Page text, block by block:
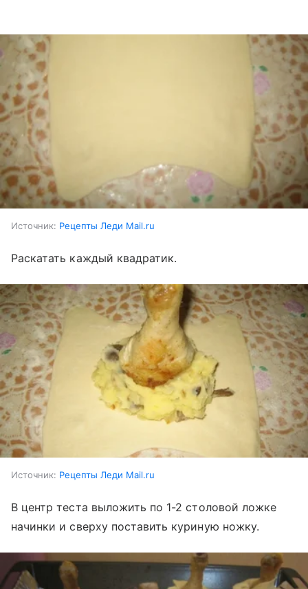
Источник: Рецепты Леди Mail.ru
Раскатать каждый квадратик.
Источник: Рецепты Леди Mail.ru
В центр теста выложить по 1-2 столовой ложке
начинки и сверху поставить куриную ножку.